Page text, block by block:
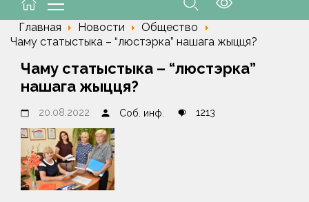
Главная Новости
Общество
Чаму статыстыка – “люстэрка” нашага жыцця?
Чаму статыстыка – “люстэрка”
нашага жыцця?
20.08.2022 Соб. инф. 1213